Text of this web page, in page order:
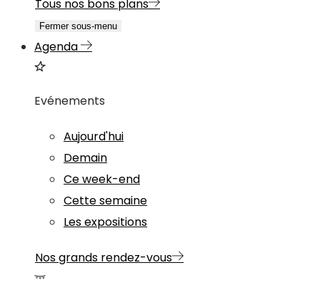
Tous nos bons plans
Fermer sous-menu
Agenda
Evénements
Aujourd'hui
Demain
Ce week-end
Cette semaine
Les expositions
Nos grands rendez-vous